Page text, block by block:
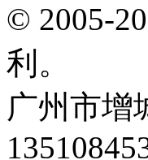
© 2005-
利。
广州市增